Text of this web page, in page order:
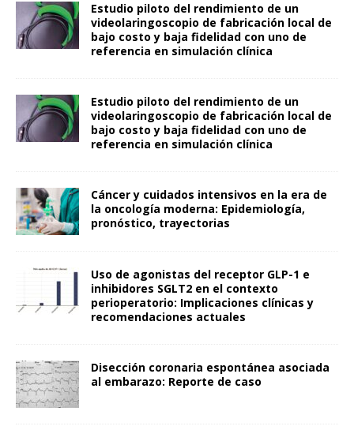
Estudio piloto del rendimiento de un
videolaringoscopio de fabricación local de
bajo costo y baja fidelidad con uno de
referencia en simulación clínica
Estudio piloto del rendimiento de un
videolaringoscopio de fabricación local de
bajo costo y baja fidelidad con uno de
referencia en simulación clínica
Cáncer y cuidados intensivos en la era de
la oncología moderna: Epidemiología,
pronóstico, trayectorias
Uso de agonistas del receptor GLP-1 e
inhibidores SGLT2 en el contexto
perioperatorio: Implicaciones clínicas y
recomendaciones actuales
Disección coronaria espontánea asociada
al embarazo: Reporte de caso